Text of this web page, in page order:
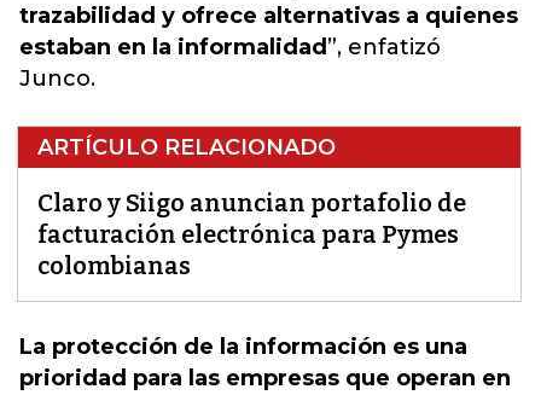
trazabilidad y ofrece alternativas a quienes
estaban en la informalidad ”, enfatizó
Junco.
ARTÍCULO RELACIONADO
Claro y Siigo anuncian portafolio de
facturación electrónica para Pymes
colombianas
La protección de la información es una
prioridad para las empresas que operan en